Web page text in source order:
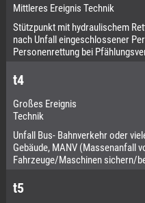
Mittleres Ereignis Technik
Stützpunkt mit hydraulischem
nach Unfall eingeschlossener
Personenrettung bei
t4
Großes Ereignis
Technik
Unfall Bus- Bahnverkehr oder
Gebäude, MANV (Massenanfall
Fahrzeuge/Maschinen sichern/
t5